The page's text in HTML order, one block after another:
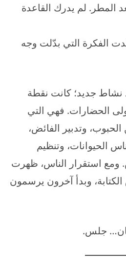
المطر. لم يدرك القاعدة
الفكرة التي بدّلت وجه
نشاط جديد؛ كانت نقطة
الحضارات. فهي التي
وتدبير الفائض،
الحيوانات، وتنظيم
ومع استقرار الناس، ظهرت
وبدأ آخرون يرسمون
جلس.